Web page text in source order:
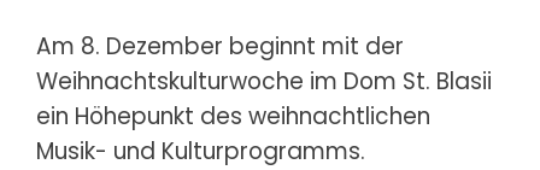
Am 8. Dezember beginnt mit der
Weihnachtskulturwoche im Dom St. Blasii
ein Höhepunkt des weihnachtlichen
Musik- und Kulturprogramms.